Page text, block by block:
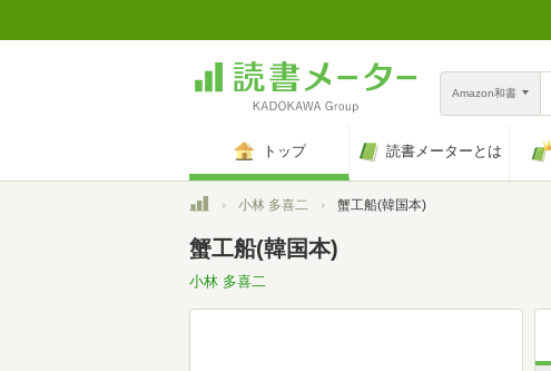
Amazon和書
トップ 読書メーターとは
トップ小林 多喜二 蟹工船(韓国本)
蟹工船(韓国本)
小林 多喜二